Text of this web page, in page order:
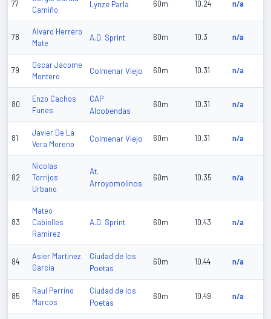
77
Camiño
Lynze Parla 60m 10.24 n/a
78
Alvaro Herrero
Mate
A.D. Sprint 60m 10.3 n/a
79
Oscar Jacome
Montero
Colmenar Viejo 60m 10.31 n/a
80
Enzo Cachos
Funes
CAP
Alcobendas
60m 10.31 n/a
81
Javier De La
Vera Moreno
Colmenar Viejo 60m 10.31 n/a
82
Nicolas
Torrijos
Urbano
At.
Arroyomolinos
60m 10.35 n/a
83
Mateo
Cabielles
Ramirez
A.D. Sprint 60m 10.43 n/a
84
Asier Martinez
Garcia
Ciudad de los
Poetas
60m 10.44 n/a
85
Raul Perrino
Marcos
Ciudad de los
Poetas
60m 10.49 n/a